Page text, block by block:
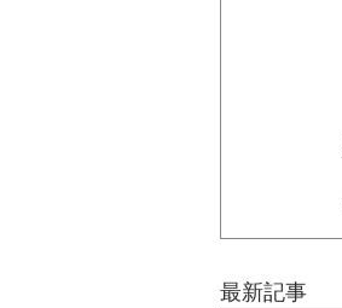
最新記事